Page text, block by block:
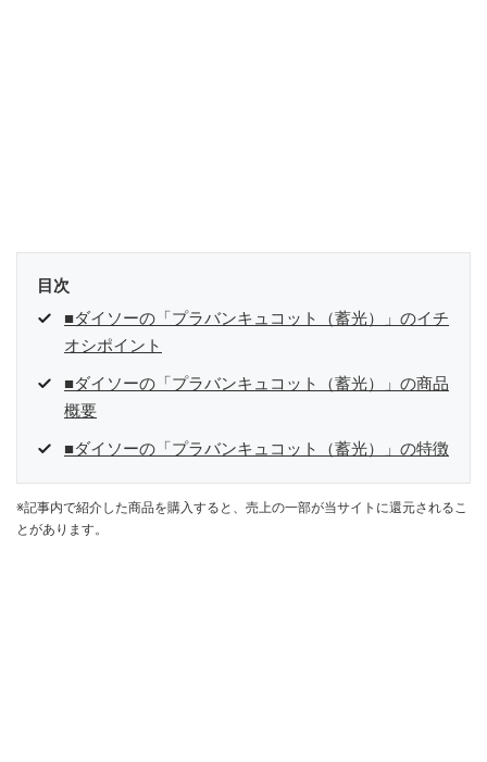
目次
■ダイソーの「プラバンキュコット（蓄光）」のイチ
オシポイント
■ダイソーの「プラバンキュコット（蓄光）」の商品
概要
■ダイソーの「プラバンキュコット（蓄光）」の特徴
※記事内で紹介した商品を購入すると、売上の一部が当サイトに還元されるこ
とがあります。